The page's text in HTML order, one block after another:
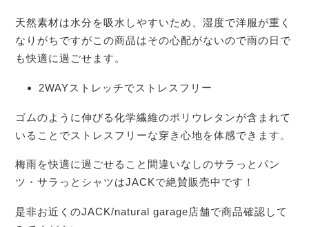
天然素材は水分を吸水しやすいため、湿度で洋服が重く
なりがちですがこの商品はその心配がないので雨の日で
も快適に過ごせます。
2WAYストレッチでストレスフリー
ゴムのように伸びる化学繊維のポリウレタンが含まれて
いることでストレスフリーな穿き心地を体感できます。
梅雨を快適に過ごせること間違いなしのサラっとパン
ツ・サラっとシャツはJACKで絶賛販売中です！
是非お近くのJACK/natural garage店舗で商品確認して